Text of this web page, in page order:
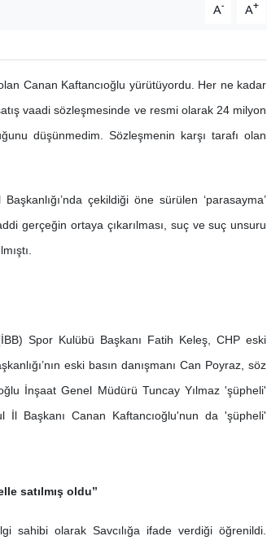
A- A+
Canan Kaftancıoğlu yürütüyordu. Her ne kadar
vaadi sözleşmesinde ve resmi olarak 24 milyon
düşünmedim. Sözleşmenin karşı tarafı olan
çekildiği öne sürülen ‘parasayma’
gerçeğin ortaya çıkarılması, suç ve suç unsuru
Spor Kulübü Başkanı Fatih Keleş, CHP eski
eski basın danışmanı Can Poyraz, söz
İnşaat Genel Müdürü Tuncay Yılmaz 'şüpheli'
İl Başkanı Canan Kaftancıoğlu'nun da 'şüpheli'
satılmış oldu’’
sahibi olarak Savcılığa ifade verdiği öğrenildi.